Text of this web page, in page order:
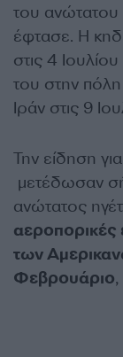
του ανώτατου
έφτασε. Η
στις 4
του στην
Ιράν στις 9
Την είδηση
μετέδωσαν
ανώτατος
αεροπορικές
των
Φεβρουάριο